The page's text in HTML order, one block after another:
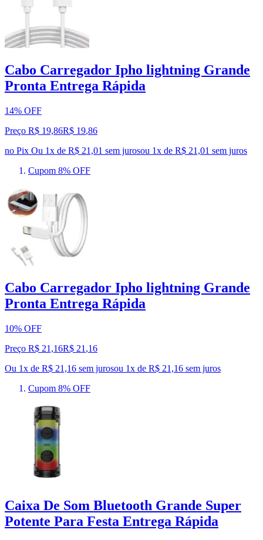
Cabo Carregador Ipho lightning Grande
Pronta Entrega Rápida
14% OFF
Preço R$ 19,86R$ 19,86
no Pix Ou 1x de R$ 21,01 sem jurosou 1x de R$ 21,01 sem juros
Cupom 8% OFF
Cabo Carregador Ipho lightning Grande
Pronta Entrega Rápida
10% OFF
Preço R$ 21,16R$ 21 ,16
Ou 1x de R$ 21,16 sem jurosou 1x de R$ 21,16 sem juros
Cupom 8% OFF
Caixa De Som Bluetooth Grande Super
Potente Para Festa Entrega Rápida